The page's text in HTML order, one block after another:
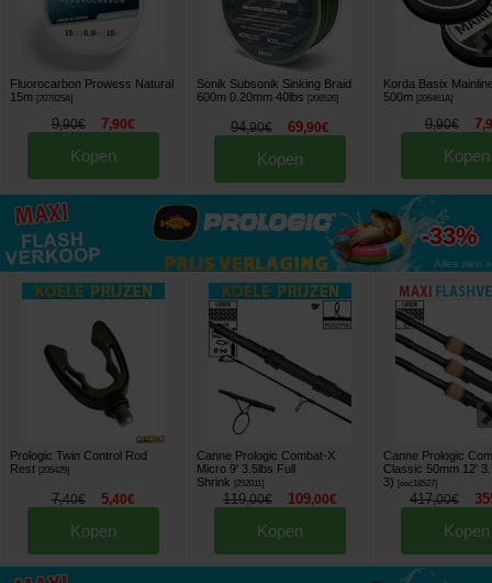
Fluorocarbon Prowess Natural
15m [207825A]
9,90€ 7,90€
Kopen
Sonik Subsonik Sinking Braid
600m 0.20mm 40lbs
[206526]
94,90€ 69,90€
Kopen
Korda Basix
500m [206461A]
9,90€ 7,
Kopen
tot
-33%
Alles zien »
Prologic Twin Control Rod
Rest [205429]
7,40€ 5,40€
Kopen
Canne Prologic Combat-X
Micro 9' 3.5lbs Full
Shrink
[252011]
119,00€ 109,00€
Kopen
Canne Prologic
Classic 50mm 12'
3)
[esc18527]
417,00€
Kopen